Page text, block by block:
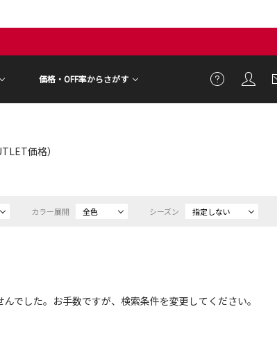
価格・OFF率からさがす
価格）
カラー展開 全色 シーズン 指定しない
でした。お手数ですが、検索条件を変更してください。